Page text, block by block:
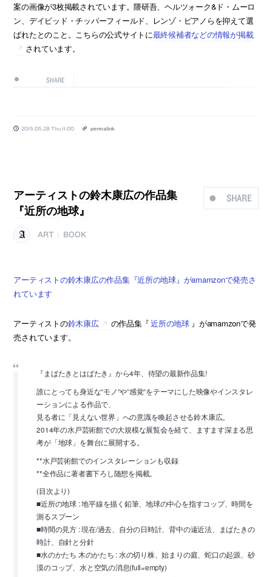
案の画像が3枚掲載されています。隈研吾、ヘルツォーク&ド・ムーロ
ン、デイビッド・チッパーフィールド、レンゾ・ピアノらを抑えて選
ばれたとのこと。こちらの公式サイトに最終候補者などの情報が掲載
されています。
SHARE
2015.05.28 Thu 11:00 permalink
SHARE
アーティストの鈴木康広の作品集
『近所の地球』
ART BOOK
アーティストの鈴木康広の作品集『近所の地球』がamamzonで発売さ
れています
アーティストの鈴木康広 の作品集『近所の地球 』がamamzonで発
売されています。
『まばたきとはばたき』から4年、待望の最新作品集!
誰にとっても身近な”モノ”や”感覚”をテーマにした映像やインスタレ
ーションによる作品で、
見る者に「見えない世界」への意識を喚起させる鈴木康広。
2014年の水戸芸術館での大規模な展覧会を経て、ますます深まる思
考が「地球」を舞台に展開する。
**水戸芸術館でのインスタレーションも収録
**全作品に著者書下ろし随想を掲載。
(目次より)
■近所の地球 : 地平線を描く鉛筆、地球の中心を指すコップ、時間を
測るスプーン
■時間の見方 : 現在/過去、自分の日時計、背中の遠近法、まばたきの
時計、自針と分針
■水のかたち 木のかたち : 水の切り株、始まりの庭、蛇口の起源、砂
漠のコップ、水と空気の消息(full=empty)